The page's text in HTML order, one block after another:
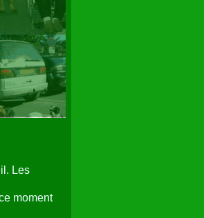
Les
moment